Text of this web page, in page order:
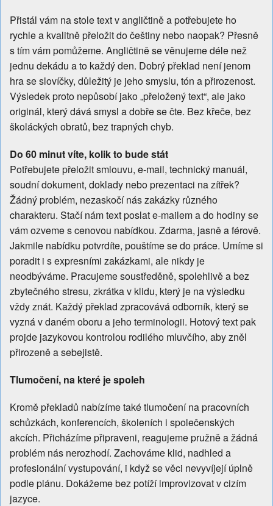
Přistál vám na stole text v angličtině a potřebujete ho
rychle a kvalitně přeložit do češtiny nebo naopak? Přesně
s tím vám pomůžeme. Angličtině se věnujeme déle než
jednu dekádu a to každý den. Dobrý překlad není jenom
hra se slovíčky, důležitý je jeho smyslu, tón a přirozenost.
Výsledek proto nepůsobí jako „přeložený text“, ale jako
originál, který dává smysl a dobře se čte. Bez křeče, bez
školáckých obratů, bez trapných chyb.
Do 60 minut víte, kolik to bude stát
Potřebujete přeložit smlouvu, e-mail, technický manuál,
soudní dokument, doklady nebo prezentaci na zítřek?
Žádný problém, nezaskočí nás zakázky různého
charakteru. Stačí nám text poslat e-mailem a do hodiny se
vám ozveme s cenovou nabídkou. Zdarma, jasně a férově.
Jakmile nabídku potvrdíte, pouštíme se do práce. Umíme si
poradit i s expresními zakázkami, ale nikdy je
neodbýváme. Pracujeme soustředěně, spolehlivě a bez
zbytečného stresu, zkrátka v klidu, který je na výsledku
vždy znát. Každý překlad zpracovává odborník, který se
vyzná v daném oboru a jeho terminologii. Hotový text pak
projde jazykovou kontrolou rodilého mluvčího, aby zněl
přirozeně a sebejistě.
Tlumočení, na které je spoleh
Kromě překladů nabízíme také tlumočení na pracovních
schůzkách, konferencích, školeních i společenských
akcích. Přicházíme připraveni, reagujeme pružně a žádná
problém nás nerozhodí. Zachováme klid, nadhled a
profesionální vystupování, i když se věci nevyvíjejí úplně
podle plánu. Dokážeme bez potíží improvizovat v cizím
jazyce.